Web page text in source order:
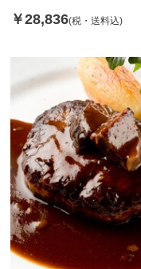
￥28,836(税・送料込)